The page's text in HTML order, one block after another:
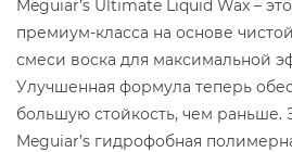
Meguiar’s Ultimate Liquid Wax –
премиум-класса на основе
смеси воска для максимальной
Улучшенная формула теперь
большую стойкость, чем раньше.
Meguiar’s гидрофобная